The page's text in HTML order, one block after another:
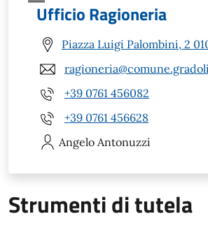
Ufficio Ragioneria
Piazza Luigi Palombini, 2
+39 0761 456082
+39 0761 456628
Angelo Antonuzzi
Strumenti di tutela